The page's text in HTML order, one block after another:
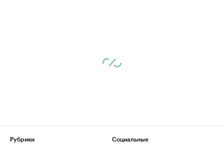
Рубрики
Социальные